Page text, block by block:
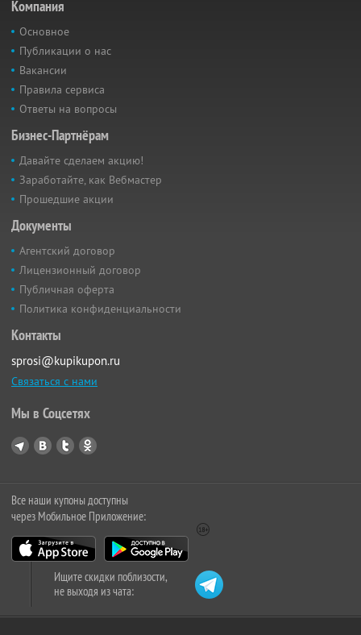
Компания
Основное
Публикации о нас
Вакансии
Правила сервиса
Ответы на вопросы
Бизнес-Партнёрам
Давайте сделаем акцию!
Заработайте, как Вебмастер
Прошедшие акции
Документы
Агентский договор
Лицензионный договор
Публичная оферта
Политика конфиденциальности
Контакты
sprosi@kupikupon.ru
Связаться с нами
Мы в Соцсетях
Все наши купоны доступны
через Мобильное Приложение:
Ищите скидки поблизости,
не выходя из чата: